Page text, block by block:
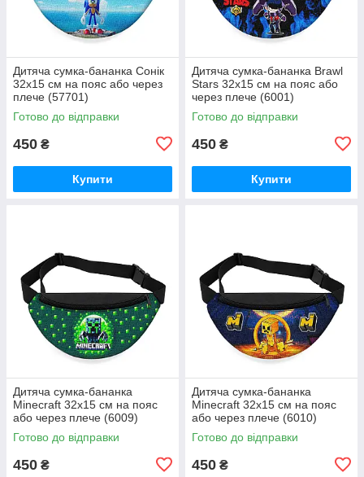
Дитяча сумка-бананка Сонік
32х15 см на пояс або через
плече (57701)
Готово до відправки
450 ₴
Купити
Дитяча сумка-бананка Brawl
Stars 32х15 см на пояс або
через плече (6001)
Готово до відправки
450 ₴
Купити
Дитяча сумка-бананка
Minecraft 32х15 см на пояс
або через плече (6009)
Готово до відправки
450 ₴
Дитяча сумка-бананка
Minecraft 32х15 см на пояс
або через плече (6010)
Готово до відправки
450 ₴